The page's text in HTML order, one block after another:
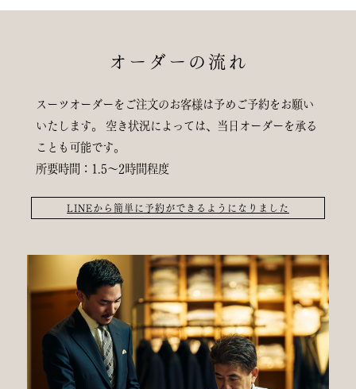
オーダーの流れ
スーツオーダーをご注文のお客様は予めご予約をお願い
いたします。
空き状況によっては、当日オーダーを承る
ことも可能です。
所要時間：1.5〜2時間程度
LINEから簡単に予約ができるようになりました